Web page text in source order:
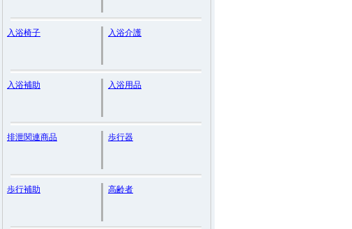
入浴椅子 入浴介護
入浴補助 入浴用品
排泄関連商品 歩行器
歩行補助 高齢者